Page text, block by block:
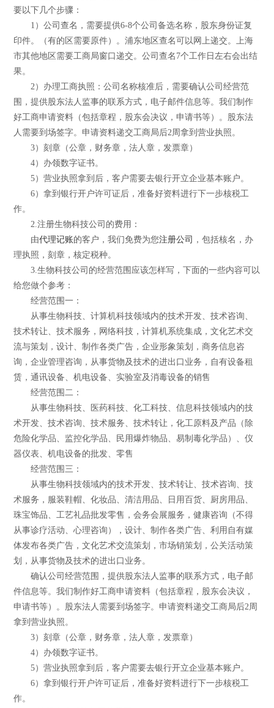
要以下几个步骤：
1）公司查名，需要提供6-8个公司备选名称，股东身份证复
印件。（有的区需要原件）。浦东地区查名可以网上递交。上海
市其他地区需要工商局窗口递交。公司查名7个工作日左右会出结
果。
2）办理工商执照：公司名称核准后，需要确认公司经营范
围，提供股东法人监事的联系方式，电子邮件信息等。我们制作
好工商申请资料（包括章程，股东会决议，申请书等）。股东法
人需要到场签字。申请资料递交工商局后2周拿到营业执照。
3）刻章（公章，财务章，法人章，发票章）
4）办领数字证书。
5）营业执照拿到后，客户需要去银行开立企业基本账户。
6）拿到银行开户许可证后，准备好资料进行下一步核税工
作。
2.注册生物科技公司的费用：
由代理记账的客户，我们免费为您注册公司 ，包括核名，办
理执照，刻章，核定税种。
3.生物科技公司的经营范围应该怎样写，下面的一些内容可以
给您做个参考：
经营范围一：
从事生物科技、计算机科技领域内的技术开发、技术咨询、
技术转让、技术服务，网络科技，计算机系统集成，文化艺术交
流与策划，设计、制作各类广告，企业形象策划，商务信息咨
询，企业管理咨询，从事货物及技术的进出口业务，自有设备租
赁，通讯设备、机电设备、实验室及消毒设备的销售
经营范围二：
从事生物科技、医药科技、化工科技、信息科技领域内的技
术开发、技术咨询、技术服务、技术转让，化工原料及产品（除
危险化学品、监控化学品、民用爆炸物品、易制毒化学品）、仪
器仪表、机电设备的批发、零售
经营范围三：
从事生物科技领域内的技术开发、技术转让、技术咨询、技
术服务，服装鞋帽、化妆品、清洁用品、日用百货、厨房用品、
珠宝饰品、工艺礼品批发零售，会务会展服务，健康咨询（不得
从事诊疗活动、心理咨询），设计、制作各类广告、利用自有媒
体发布各类广告，文化艺术交流策划，市场销策划，公关活动策
划，从事货物及技术的进出口业务。
确认公司经营范围，提供股东法人监事的联系方式，电子邮
件信息等。我们制作好工商申请资料（包括章程，股东会决议，
申请书等）。股东法人需要到场签字。申请资料递交工商局后2周
拿到营业执照。
3）刻章（公章，财务章，法人章，发票章）
4）办领数字证书。
5）营业执照拿到后，客户需要去银行开立企业基本账户。
6）拿到银行开户许可证后，准备好资料进行下一步核税工
作。